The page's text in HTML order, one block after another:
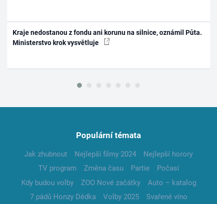
Kraje nedostanou z fondu ani korunu na silnice, oznámil Půta.
Ministerstvo krok vysvětluje
Populární témata
Jak zhubnout Nejlepší filmy 2024
Nejlepší horory
TV program
Změna času Partie
Počasí
Kdy budou volby
ZOO Nové začátky
Auto – katalog
7 pádů Honzy Dědka
Volby 2025
Svařené víno